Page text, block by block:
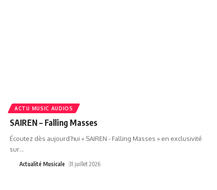
ACTU MUSIC AUDIOS
SAIREN – Falling Masses
Écoutez dès aujourd’hui « SAIREN - Falling Masses » en exclusivité
sur…
Actualité Musicale 31 juillet 2026